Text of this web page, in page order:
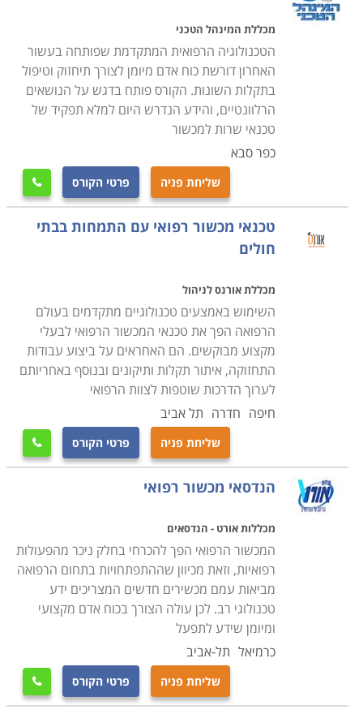
לא התבצעה בפועל.
קל להבין אם כך מדוע כאשר צצה בעיה בתפעולו של אותו
סורק נדרשת התערבות מיידית ודחופה של טכנאי, ומדוע
מהירות ויעילות תגובתו לקריאה היא קריטית וטומנת בחובה
השלכות שאינן רק כלכליות, אלא גם מנהלתיות, ועלולות
אפילו להשפיע על חיי אדם.
אם כן, ברור מדוע פעילותו של טכנאי ציוד רפואי שונה למשל
מזו של הטכנאי אותו נזמין הביתה אם חלילה וחס נגלה
דליפה ממכונת הכביסה, או שהטלויזיה בסלון הפסיקה לפתע
לפעול רחמנא ליצלן. רמת המקצועיות הנתבעת היא אחרת,
הרפואי נדרש למענה סביב השעון ולקפדנות חסרת פשרות.
בנוסף למשימת התחזוקה והתקינות השוטפת, עליו לקיים לא
פעם הדרכות אישיות או מרוכזות לצוות הרפואי והמנהלתי
בנוגע לשימוש הנכון והמדוייק בציוד.
הבדל נוסף ומהותי בין טכנאי רגיל לטכנאי ציוד רפואי הוא
כמובן זהות ומהות המעסיק. אם טכנאי סטנדרטי פועל בדרך
כלל במעבדות פרטיות, במתן שירות נייד בתור עצמאי, או
כשכיר בשירות לקוחות יבואן מסויים, הרי שהטכנאי הרפואי
עובד עבור ארגונים מענף הרפואה, אשר מאופיין במשכורות
גבוהות יותר הן בסקטור הציבורי והן בזה הפרטי, ובתנאי
העסקה עדיפים. חלק ממסלולי הלימוד אפילו נערכים
בשיתוף ארגונים רפואיים כמו בתי חולים, אשר רואים בהם
הזדמנות להבטיח לעצמם את המצטיינים כאנשי צוות
בעמודים הבאים תוכלו למצוא הכשרות בתחום מקצועי זה
בכל המכללות ובתי הספר הטכנולוגיים ברחבי הארץ. אורך
הקורסים נע בין כמה חודשים ועד שנתיים במקרה של תואר
מכללת המינהל הטכני
הטכנולוגיה הרפואית המתקדמת שפותחה בעשור
האחרון דורשת כוח אדם מיומן לצורך תיחזוק וטיפול
בתקלות השונות. הקורס פותח בדגש על הנושאים
הרלוונטיים, והידע הנדרש היום למלא תפקיד של
טכנאי שרות למכשור
כפר סבא
שליחת פניה פרטי הקורס 
טכנאי מכשור רפואי עם התמחות בבתי
חולים
מכללת אורנס לניהול
השימוש באמצעים טכנולוגיים מתקדמים בעולם
הרפואה הפך את טכנאי המכשור הרפואי לבעלי
מקצוע מבוקשים. הם האחראים על ביצוע עבודות
התחזוקה, איתור תקלות ותיקונים ובנוסף באחריותם
לערוך הדרכות שוטפות לצוות הרפואי
חיפה חדרה תל אביב
שליחת פניה פרטי הקורס 
הנדסאי מכשור רפואי
מכללות אורט - הנדסאים
המכשור הרפואי הפך להכרחי בחלק ניכר מהפעולות
רפואיות, וזאת מכיוון שההתפתחויות בתחום הרפואה
מביאות עמם מכשירים חדשים המצריכים ידע
טכנולוגי רב. לכן עולה הצורך בכוח אדם מקצועי
ומיומן שידע לתפעל
כרמיאל תל-אביב
שליחת פניה פרטי הקורס 